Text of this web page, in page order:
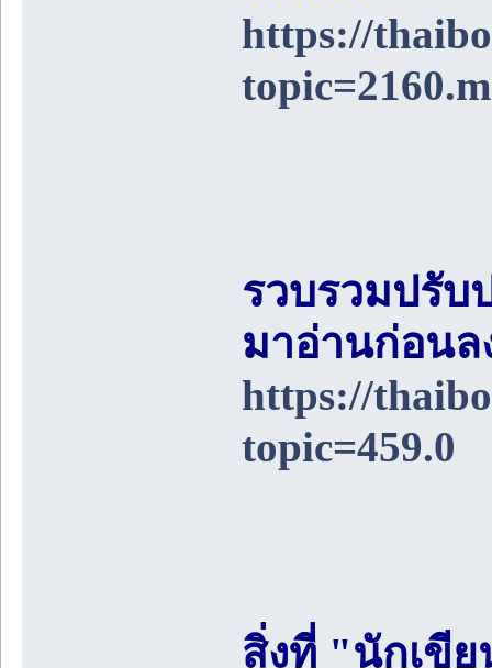
https://
รวบรวมปรับ
มาอ่านก่อน
https://
topic=459.0
สิ่งที่ "นักเขี